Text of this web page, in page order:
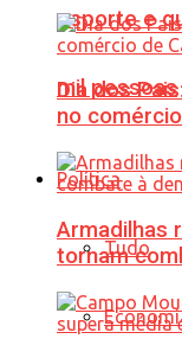
esporte e
mil pessoas
Política
Tudo
Dia dos
no
Armadilhas
tornam